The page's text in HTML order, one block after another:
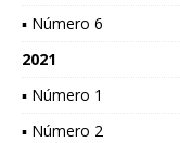
▪ Número 6
2021
▪ Número 1
▪ Número 2